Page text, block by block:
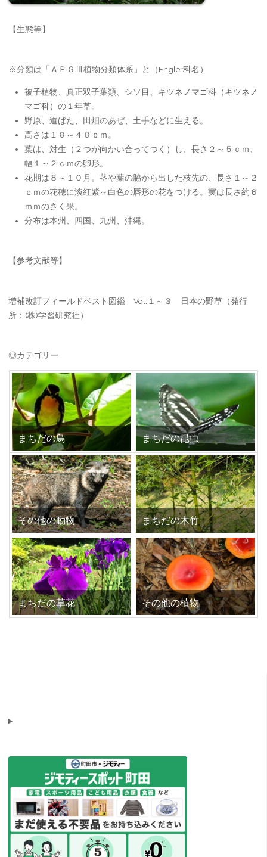
【生態等】
※分類は「ＡＰＧⅢ植物分類体系」と（Engler科名）
被子植物、真正双子葉類、シソ目、キツネノマゴ科（キツネノ
マゴ科）の１年草。
野原、道ばた、田畑のあぜ、土手などに生える。
高さは１０～４０ｃｍ。
葉は、対生（２つが向かい合ってつく）し、長さ２～５ｃｍ、
幅１～２ｃｍの卵形。
花期は８～１０月。茎や葉の脇から出した枝先の、長さ１～２
ｃｍの花穂に淡紅紫～白色の唇形の花をつける。実は長さ約６
ｍｍのさく果。
分布は本州、四国、九州、沖縄。
【参考文献等】
増補改訂フィールドベスト図鑑 Vol.１～３ 日本の野草（発行
所：(株)学習研究社）
◎カテゴリー
まちだの鳥 まちだの昆虫
その他の動物 まちだの木竹
まちだの草花 その他の植物